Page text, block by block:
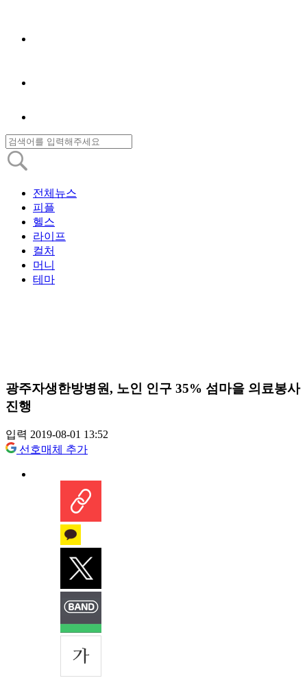
전체뉴스
피플
헬스
라이프
컬처
머니
테마
광주자생한방병원, 노인 인구 35% 섬마을 의료봉사
진행
입력 2019-08-01 13:52
선호매체 추가